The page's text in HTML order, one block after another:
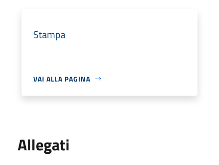
Stampa
VAI ALLA PAGINA
Allegati